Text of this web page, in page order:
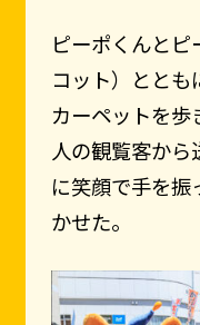
ピーポくんと
コット）とと
カーペットを
人の観覧客から
に笑顔で手を振
かせた。